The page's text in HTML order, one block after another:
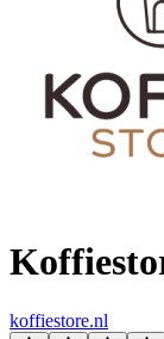
koffiestore.nl